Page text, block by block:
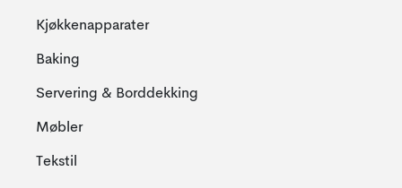
Kjøkkenapparater
Baking
Servering & Borddekking
Møbler
Tekstil